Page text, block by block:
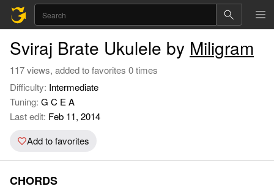
Sviraj Brate Ukulele by Miligram
117 views, added to favorites 0 times
Difficulty: Intermediate
Tuning: G C E A
Last edit: Feb 11, 2014
Add to favorites
CHORDS